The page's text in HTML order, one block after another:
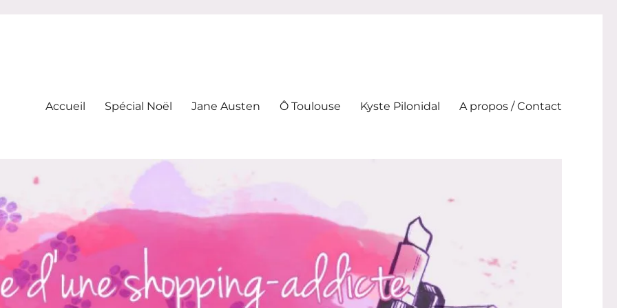
Accueil Spécial Noël Jane Austen Ô Toulouse Kyste Pilonidal A propos / Contact